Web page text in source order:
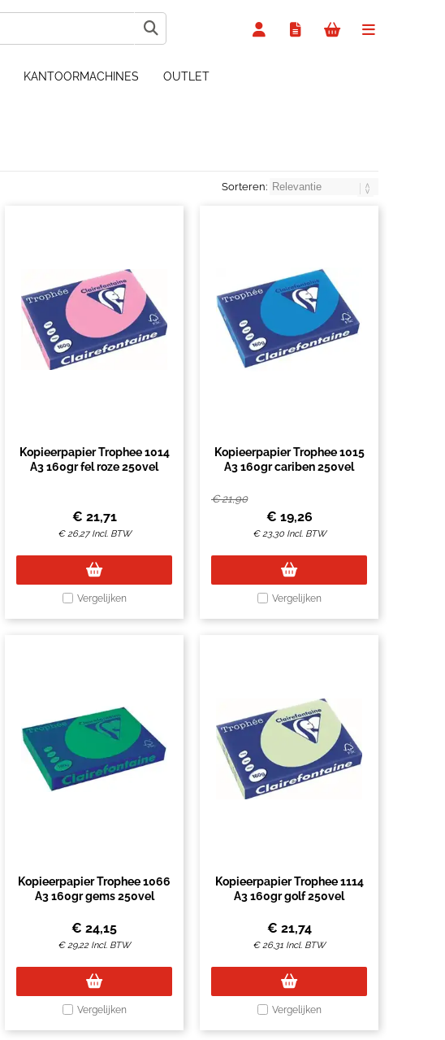
KANTOORMACHINES OUTLET
Sorteren:
Kopieerpapier Trophee 1014
A3 160gr fel roze 250vel
€ 21,71
€26,27 Incl. BTW
Vergelijken
Kopieerpapier Trophee 1015
A3 160gr cariben 250vel
€21,90
€ 19,26
€23,30 Incl. BTW
Vergelijken
Kopieerpapier Trophee 1066
A3 160gr gems 250vel
€ 24,15
€29,22 Incl. BTW
Vergelijken
Kopieerpapier Trophee 1114
A3 160gr golf 250vel
€ 21,74
€26,31 Incl. BTW
Vergelijken